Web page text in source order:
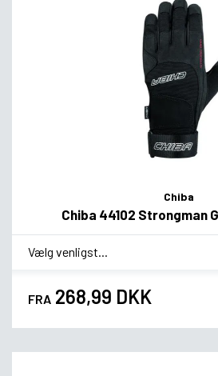
Chiba
Chiba 44102 Strongman
* smag
FRA 268,99 DKK